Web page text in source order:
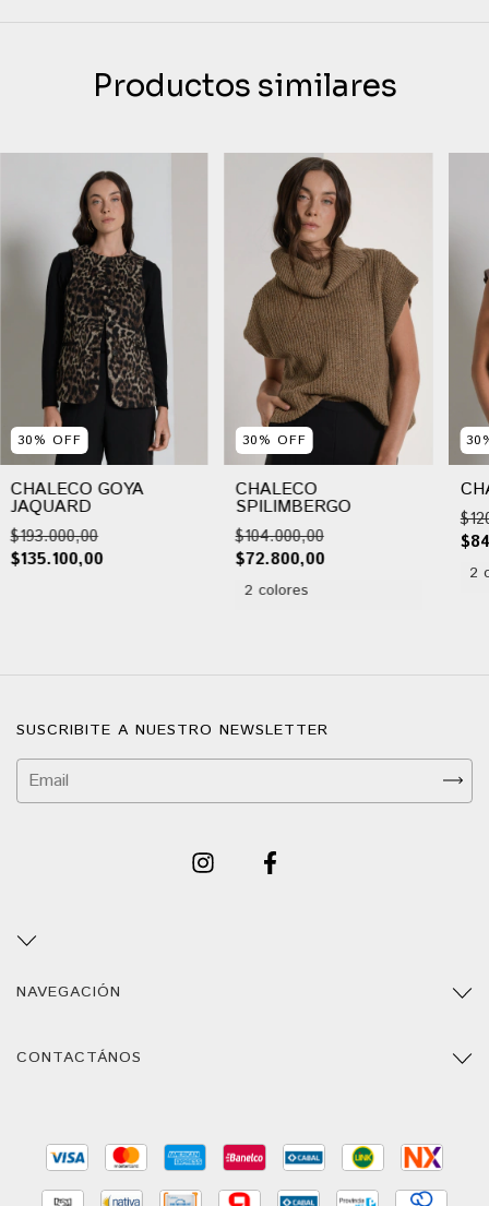
Productos similares
30% OFF
CHALECO GOYA
JAQUARD
$193.000,00
$135.100,00
30% OFF
CHALECO
SPILIMBERGO
$104.000,00
$72.800,00
2 colores
30
2
SUSCRIBITE A NUESTRO NEWSLETTER
NAVEGACIÓN
CONTACTÁNOS